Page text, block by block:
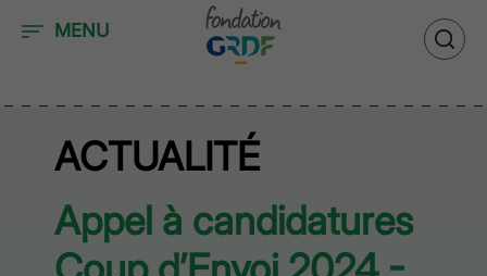
MENU
ACTUALITÉ
Appel à candidatures